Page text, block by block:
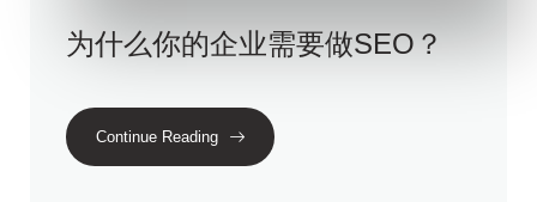
为什么你的企业需要做SEO？
Continue Reading